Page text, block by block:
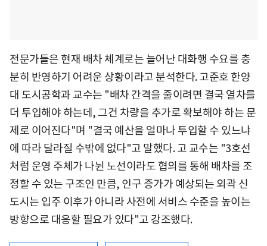
전문가들은 현재 배차 체계로는 늘어난 대화행 수요를 충
분히 반영하기 어려운 상황이라고 분석한다. 고준호 한양
대 도시공학과 교수는 "배차 간격을 줄이려면 결국 열차를
더 투입해야 하는데, 그건 차량을 추가로 확보해야 하는 문
제로 이어진다"며 "결국 예산을 얼마나 투입할 수 있느냐
에 따라 달라질 수밖에 없다"고 말했다. 고 교수는 "3호선
처럼 운영 주체가 나뉜 노선이라도 협의를 통해 배차를 조
정할 수 있는 구조인 만큼, 인구 증가가 예상되는 외곽 신
도시는 입주 이후가 아니라 사전에 서비스 수준을 높이는
방향으로 대응할 필요가 있다"고 강조했다.